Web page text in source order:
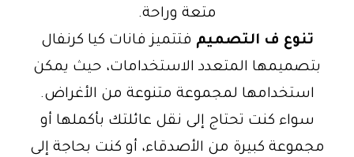
متعة وراحة.
تنوع ف التصميم فتتميز فانات كيا كرنفال
بتصميمها المتعدد الاستخدامات، حيث يمكن
استخدامها لمجموعة متنوعة من الأغراض.
سواء كنت تحتاج إلى نقل عائلتك بأكملها أو
مجموعة كبيرة من الأصدقاء، أو كنت بحاجة إلى